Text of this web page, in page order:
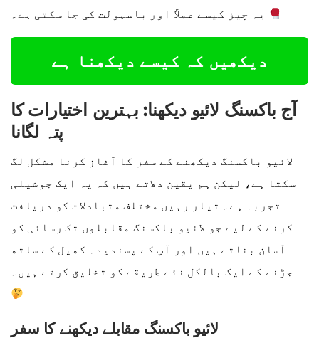
دیکھیں کہ کیسے دیکھنا ہے
آج باکسنگ لائیو دیکھنا: بہترین اختیارات کا
پتہ لگانا
لائیو باکسنگ دیکھنے کے سفر کا آغاز کرنا مشکل لگ
سکتا ہے، لیکن ہم یقین دلاتے ہیں کہ یہ ایک جوشیلی
تجربہ ہے۔ تیار رہیں مختلف متبادلات کو دریافت
کرنے کے لیے جو لائیو باکسنگ مقابلوں تک رسائی کو
آسان بناتے ہیں اور آپ کے پسندیدہ کھیل کے ساتھ
جڑنے کے ایک بالکل نئے طریقے کو تخلیق کرتے ہیں۔
لائیو باکسنگ مقابلے دیکھنے کا سفر